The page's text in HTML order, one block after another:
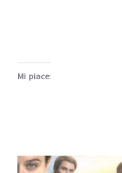
Mi piace: